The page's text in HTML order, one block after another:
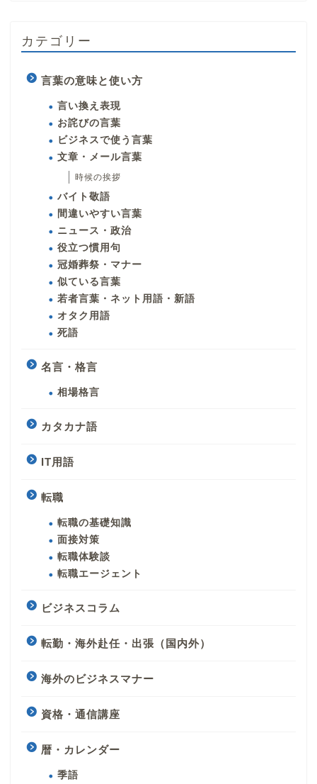
カテゴリー
言葉の意味と使い方
言い換え表現
お詫びの言葉
ビジネスで使う言葉
文章・メール言葉
時候の挨拶
バイト敬語
間違いやすい言葉
ニュース・政治
役立つ慣用句
冠婚葬祭・マナー
似ている言葉
若者言葉・ネット用語・新語
オタク用語
死語
名言・格言
相場格言
カタカナ語
IT用語
転職
転職の基礎知識
面接対策
転職体験談
転職エージェント
ビジネスコラム
転勤・海外赴任・出張（国内外）
海外のビジネスマナー
資格・通信講座
暦・カレンダー
季語